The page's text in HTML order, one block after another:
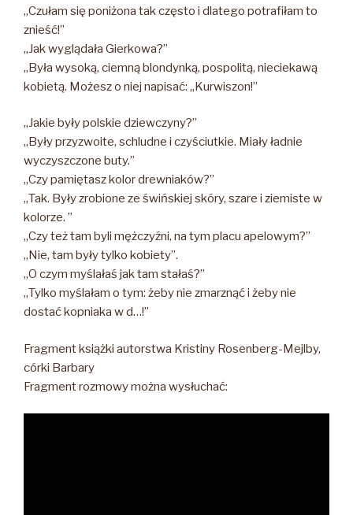
„Czułam się poniżona tak często i dlatego potrafiłam to
znieść!”
„Jak wyglądała Gierkowa?”
„Była wysoką, ciemną blondynką, pospolitą, nieciekawą
kobietą. Możesz o niej napisać: „Kurwiszon!”
„Jakie były polskie dziewczyny?”
„Były przyzwoite, schludne i czyściutkie. Miały ładnie
wyczyszczone buty.”
„Czy pamiętasz kolor drewniaków?”
„Tak. Były zrobione ze świńskiej skóry, szare i ziemiste w
kolorze. ”
„Czy też tam byli mężczyźni, na tym placu apelowym?”
„Nie, tam były tylko kobiety”.
„O czym myślałaś jak tam stałaś?”
„Tylko myślałam o tym: żeby nie zmarznąć i żeby nie
dostać kopniaka w d…!”
Fragment książki autorstwa Kristiny Rosenberg-Mejlby,
córki Barbary
Fragment rozmowy można wysłuchać: